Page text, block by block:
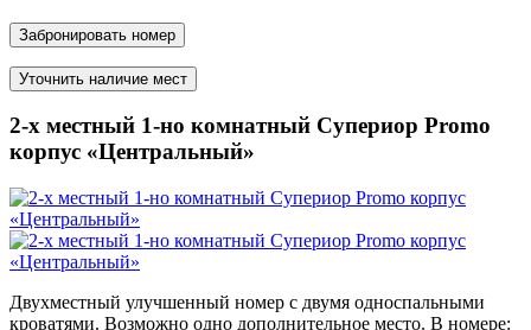
Забронировать номер
Уточнить наличие мест
2-х местный 1-но комнатный Супериор Promo
корпус «Центральный»
Двухместный улучшенный номер с двумя односпальными
кроватями. Возможно одно дополнительное место. В номере: